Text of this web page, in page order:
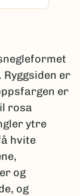
er
er
rosa
ytre
hvite
og
og